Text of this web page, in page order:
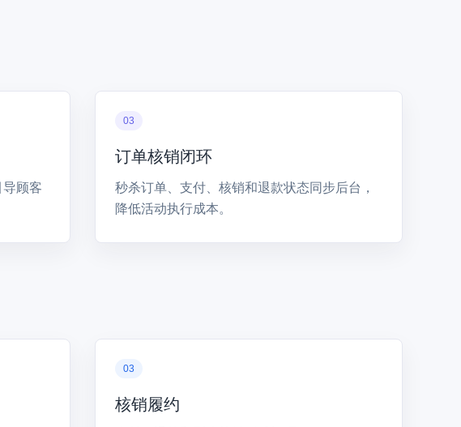
顾客
03
订单核销闭环
秒杀订单、支付、核销和退款状态同步后台，
降低活动执行成本。
核销履约